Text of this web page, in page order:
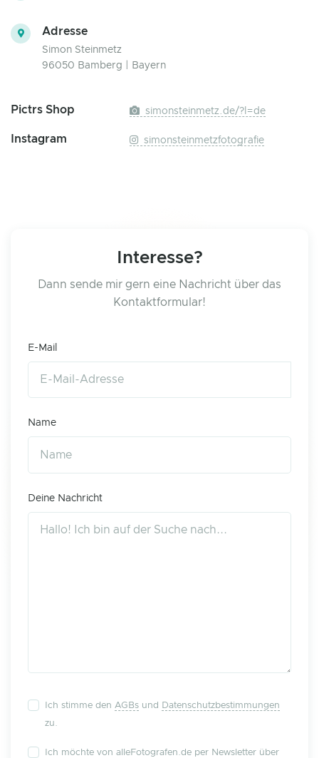
Adresse
Simon Steinmetz
96050 Bamberg | Bayern
Pictrs Shop simonsteinmetz.de/?l=de
Instagram simonsteinmetzfotografie
Interesse?
Dann sende mir gern eine Nachricht über das
Kontaktformular!
E-Mail
Name
Deine Nachricht
Ich stimme den AGBs und
Datenschutzbestimmungen
zu.
Ich möchte von alleFotografen.de per Newsletter über